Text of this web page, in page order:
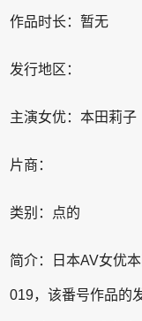
作品时长：暂无
发行地区：
主演女优：本田莉子
片商：
类别：点的
简介：日本AV女优
019，该番号作品的